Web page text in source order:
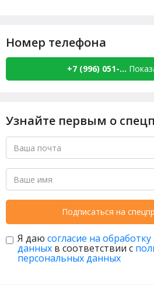
Номер телефона
+7 (996) 051-...
Узнайте первым о
Подписаться на
Я даю согласие на
данных в соответствии с
персональных данных